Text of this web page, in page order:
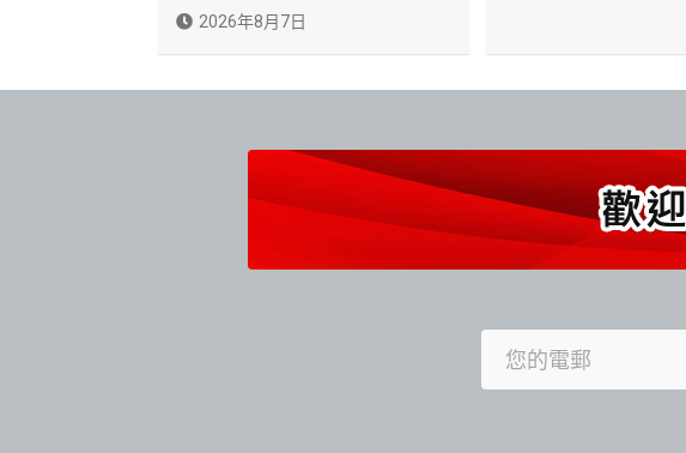
2026年8月7日